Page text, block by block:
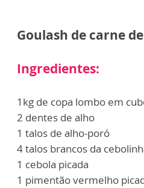
Goulash de carne
Ingredientes:
1kg de copa lombo em
2 dentes de alho
1 talos de alho-poró
4 talos brancos da
1 cebola picada
1 pimentão vermelho